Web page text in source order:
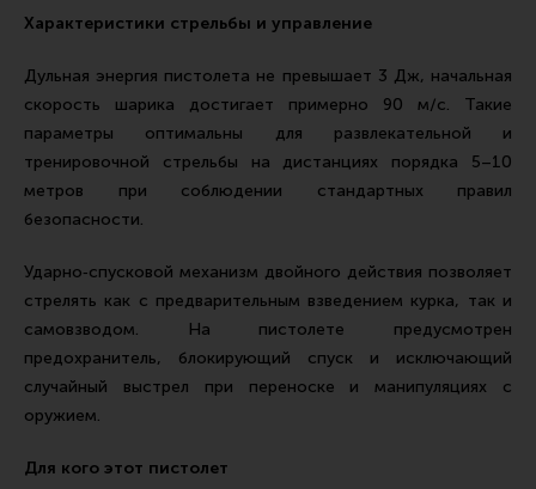
Характеристики стрельбы и управление
Дульная энергия пистолета не превышает 3 Дж, начальная
скорость шарика достигает примерно 90 м/с. Такие
параметры оптимальны для развлекательной и
тренировочной стрельбы на дистанциях порядка 5–10
метров при соблюдении стандартных правил
безопасности.
Ударно‑спусковой механизм двойного действия позволяет
стрелять как с предварительным взведением курка, так и
самовзводом. На пистолете предусмотрен
предохранитель, блокирующий спуск и исключающий
случайный выстрел при переноске и манипуляциях с
оружием.
Для кого этот пистолет